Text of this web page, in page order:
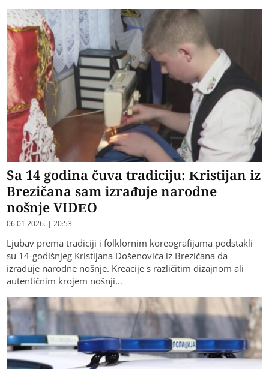
Sa 14 godina čuva tradiciju: Kristijan iz
Brezičana sam izrađuje narodne
nošnje VIDEO
06.01.2026. | 20:53
Ljubav prema tradiciji i folklornim koreografijama podstakli
su 14-godišnjeg Kristijana Došenovića iz Brezičana da
izrađuje narodne nošnje. Kreacije s različitim dizajnom ali
autentičnim krojem nošnji…